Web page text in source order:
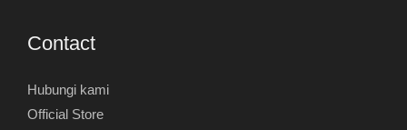
Contact
Hubungi kami
Official Store